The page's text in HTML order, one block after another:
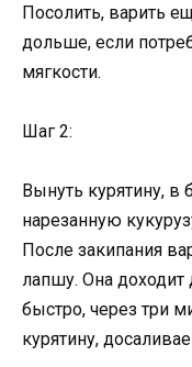
Посолить, варить
дольше, если
мягкости.
Шаг 2:
Вынуть курятину, в
нарезанную
После закипания
лапшу. Она доходит
быстро, через три
курятину,